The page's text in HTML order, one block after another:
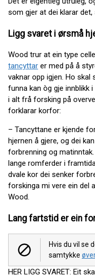
som gjer at dei klarar det,
Ligg svaret i ørsmå
Wood trur at ein type
tancyttar er med på å
vaknar opp igjen. Ho
funna kan òg gje innblikk
i alt frå forsking på
forklarar korfor:
– Tancyttane er kjende
hjernen å gjere, og dei
forbrenning og
lange romferder i
dvale kor dei senker
forskinga mi vere ein del
Wood.
Lang fartstid er ein
Hvis du vil se
samtykke
HER LIGG SVARET: Eit